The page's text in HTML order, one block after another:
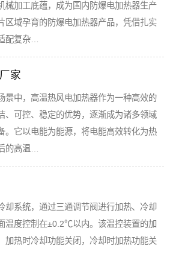
械加工底蕴，成为国内防爆电加热器生产
区域孕育的防爆电加热器产品，凭借扎实
配复杂…
家
景中，高温热风电加热器作为一种高效的
、可控、稳定的优势，逐渐成为诸多领域
。它以电能为能源，将电能高效转化为热
的高温…
却系统，通过三通调节阀进行加热、冷却
温度控制在±0.2℃以内。该温控装置的加
加热时冷却功能关闭，冷却时加热功能关